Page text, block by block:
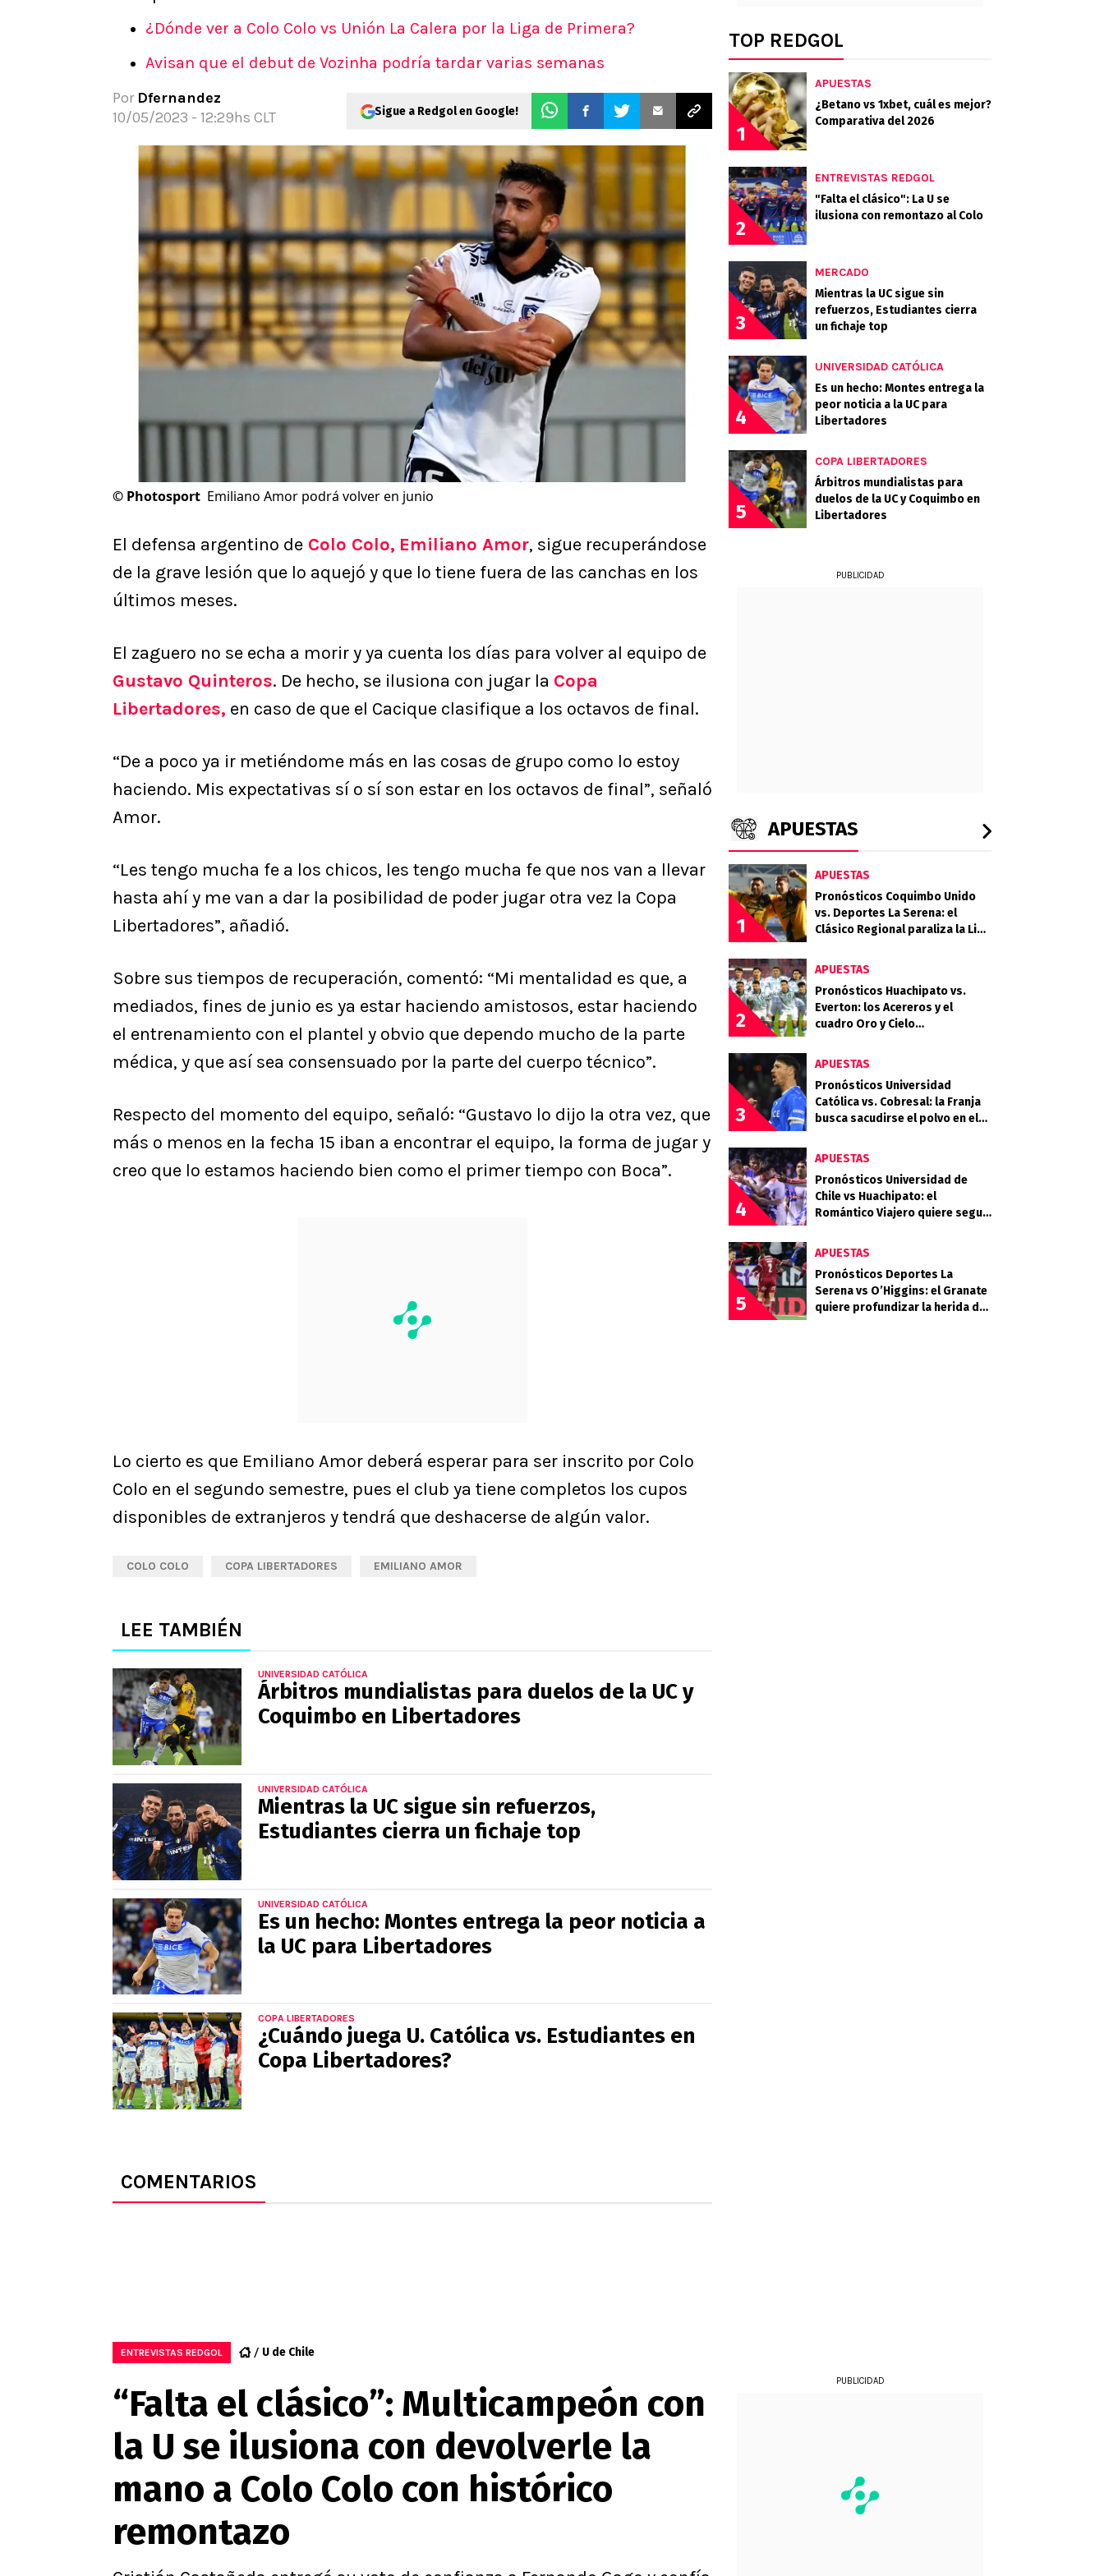
Pronósticos
¿Dónde ver a Colo Colo vs Unión La Calera por la Liga de Primera?
Avisan que el debut de Vozinha podría tardar varias semanas
Por Dfernandez
10/05/2023 - 12:29hs CLT
Sigue a Redgol en Google!
© Photosport Emiliano Amor podrá volver en junio
El defensa argentino de Colo Colo, Emiliano Amor, sigue recuperándose
de la grave lesión que lo aquejó y que lo tiene fuera de las canchas en los
últimos meses.
El zaguero no se echa a morir y ya cuenta los días para volver al equipo de
Gustavo Quinteros. De hecho, se ilusiona con jugar la Copa
Libertadores, en caso de que el Cacique clasifique a los octavos de final.
“De a poco ya ir metiéndome más en las cosas de grupo como lo estoy
haciendo. Mis expectativas sí o sí son estar en los octavos de final”, señaló
Amor.
“Les tengo mucha fe a los chicos, les tengo mucha fe que nos van a llevar
hasta ahí y me van a dar la posibilidad de poder jugar otra vez la Copa
Libertadores”, añadió.
Sobre sus tiempos de recuperación, comentó: “Mi mentalidad es que, a
mediados, fines de junio es ya estar haciendo amistosos, estar haciendo
el entrenamiento con el plantel y obvio que dependo mucho de la parte
médica, y que así sea consensuado por la parte del cuerpo técnico”.
Respecto del momento del equipo, señaló: “Gustavo lo dijo la otra vez, que
más o menos en la fecha 15 iban a encontrar el equipo, la forma de jugar y
creo que lo estamos haciendo bien como el primer tiempo con Boca”.
Lo cierto es que Emiliano Amor deberá esperar para ser inscrito por Colo
Colo en el segundo semestre, pues el club ya tiene completos los cupos
disponibles de extranjeros y tendrá que deshacerse de algún valor.
COLO COLO COPA LIBERTADORES EMILIANO AMOR
LEE TAMBIÉN
UNIVERSIDAD CATÓLICA
Árbitros mundialistas para duelos de la UC y
Coquimbo en Libertadores
UNIVERSIDAD CATÓLICA
Mientras la UC sigue sin refuerzos,
Estudiantes cierra un fichaje top
UNIVERSIDAD CATÓLICA
Es un hecho: Montes entrega la peor noticia a
la UC para Libertadores
COPA LIBERTADORES
¿Cuándo juega U. Católica vs. Estudiantes en
Copa Libertadores?
COMENTARIOS
TOP REDGOL
1
APUESTAS
¿Betano vs 1xbet, cuál es mejor?
Comparativa del 2026
2
ENTREVISTAS REDGOL
"Falta el clásico": La U se
ilusiona con remontazo al Colo
3
MERCADO
Mientras la UC sigue sin
refuerzos, Estudiantes cierra
un fichaje top
4
UNIVERSIDAD CATÓLICA
Es un hecho: Montes entrega la
peor noticia a la UC para
Libertadores
5
COPA LIBERTADORES
Árbitros mundialistas para
duelos de la UC y Coquimbo en
Libertadores
PUBLICIDAD
APUESTAS
1
APUESTAS
Pronósticos Coquimbo Unido
vs. Deportes La Serena: el
Clásico Regional paraliza la Liga
2
APUESTAS
Pronósticos Huachipato vs.
Everton: los Acereros y el
cuadro Oro y Cielo
por la fecha 18
3
APUESTAS
Pronósticos Universidad
Católica vs. Cobresal: la Franja
busca sacudirse el polvo en el
4
APUESTAS
Pronósticos Universidad de
Chile vs Huachipato: el
Romántico Viajero quiere seguir
5
APUESTAS
Pronósticos Deportes La
Serena vs O’Higgins: el Granate
quiere profundizar la herida del
ENTREVISTAS REDGOL U de Chile
“Falta el clásico”: Multicampeón con
la U se ilusiona con devolverle la
mano a Colo Colo con histórico
remontazo
PUBLICIDAD